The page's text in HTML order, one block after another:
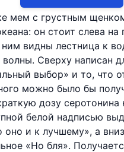
мем с грустным
он стоит слева на
ним видны лестница к
Сверху написан
выбор» и то, что
можно было бы
дозу серотонина
белой надписью
и к лучшему», а
«Но бля».